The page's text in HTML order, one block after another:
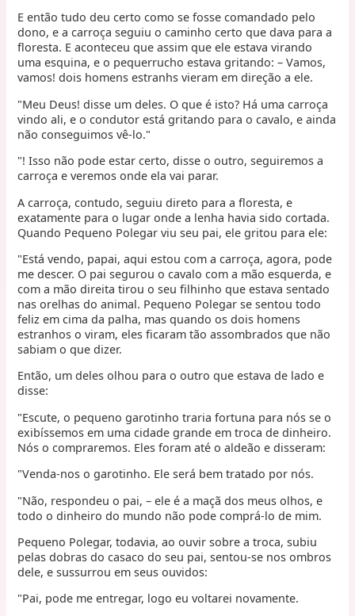
E então tudo deu certo como se fosse comandado pelo
dono, e a carroça seguiu o caminho certo que dava para a
floresta. E aconteceu que assim que ele estava virando
uma esquina, e o pequerrucho estava gritando: – Vamos,
vamos! dois homens estranhs vieram em direção a ele.
"Meu Deus! disse um deles. O que é isto? Há uma carroça
vindo ali, e o condutor está gritando para o cavalo, e ainda
não conseguimos vê-lo."
"! Isso não pode estar certo, disse o outro, seguiremos a
carroça e veremos onde ela vai parar.
A carroça, contudo, seguiu direto para a floresta, e
exatamente para o lugar onde a lenha havia sido cortada.
Quando Pequeno Polegar viu seu pai, ele gritou para ele:
"Está vendo, papai, aqui estou com a carroça, agora, pode
me descer. O pai segurou o cavalo com a mão esquerda, e
com a mão direita tirou o seu filhinho que estava sentado
nas orelhas do animal. Pequeno Polegar se sentou todo
feliz em cima da palha, mas quando os dois homens
estranhos o viram, eles ficaram tão assombrados que não
sabiam o que dizer.
Então, um deles olhou para o outro que estava de lado e
disse:
"Escute, o pequeno garotinho traria fortuna para nós se o
exibíssemos em uma cidade grande em troca de dinheiro.
Nós o compraremos. Eles foram até o aldeão e disseram:
"Venda-nos o garotinho. Ele será bem tratado por nós.
"Não, respondeu o pai, – ele é a maçã dos meus olhos, e
todo o dinheiro do mundo não pode comprá-lo de mim.
Pequeno Polegar, todavia, ao ouvir sobre a troca, subiu
pelas dobras do casaco do seu pai, sentou-se nos ombros
dele, e sussurrou em seus ouvidos:
"Pai, pode me entregar, logo eu voltarei novamente.